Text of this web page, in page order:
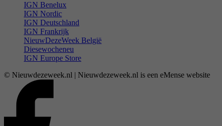
IGN Benelux
IGN Nordic
IGN Deutschland
IGN Frankrijk
NieuwDezeWeek België
Diesewocheneu
IGN Europe Store
© Nieuwdezeweek.nl | Nieuwdezeweek.nl is een eMense website